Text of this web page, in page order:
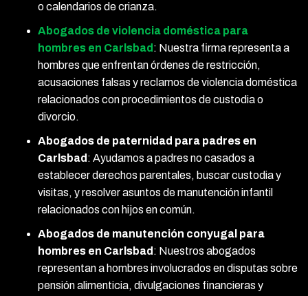
o calendarios de crianza.
Abogados de violencia doméstica para
hombres en Carlsbad : Nuestra firma representa a
hombres que enfrentan órdenes de restricción,
acusaciones falsas y reclamos de violencia doméstica
relacionados con procedimientos de custodia o
divorcio.
Abogados de paternidad para padres en
Carlsbad : Ayudamos a padres no casados a
establecer derechos parentales, buscar custodia y
visitas, y resolver asuntos de manutención infantil
relacionados con hijos en común.
Abogados de manutención conyugal para
hombres en Carlsbad : Nuestros abogados
representan a hombres involucrados en disputas sobre
pensión alimenticia, divulgaciones financieras y